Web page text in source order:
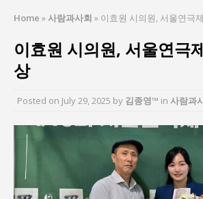
서효석 충청향우회중앙회
지방의회 공약은 ‘빛 좋은
현”
김종대, “현대전, 강한 군
이홍원 작가, 생활문화상
통일 지향 2국가론: 한반
강산건설 박재윤 강제추
Home »사람과사회 » 이효원 시의원, 서울연극
이효원 시의원, 서울연극
상
Posted on July 29, 2025 by 김종영™ in 사람과